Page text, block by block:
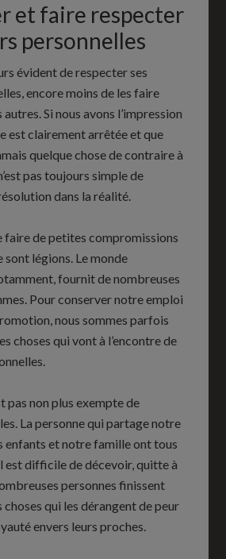
et faire respecter
personnelles
évident de respecter ses
encore moins de les faire
Si nous avons l’impression
est clairement arrêtée et que
quelque chose de contraire à
pas toujours simple de
dans la réalité.
faire de petites compromissions
sont légions. Le monde
fournit de nombreuses
Pour conserver notre emploi
nous sommes parfois
choses qui vont à l’encontre de
pas non plus exempte de
La personne qui partage notre
enfants et notre famille ont tous
est difficile de décevoir, quitte à
personnes finissent
qui les dérangent de peur
envers leurs proches.